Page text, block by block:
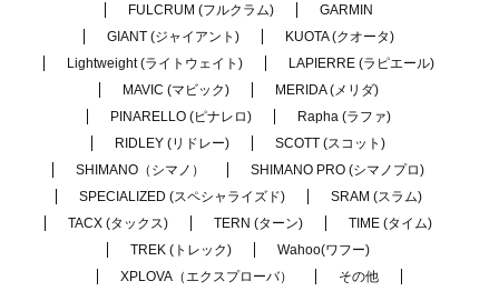
FULCRUM (フルクラム)
GARMIN
GIANT (ジャイアント)
KUOTA (クオータ)
Lightweight (ライトウェイト)
LAPIERRE (ラピエール)
MAVIC (マビック)
MERIDA (メリダ)
PINARELLO (ピナレロ)
Rapha (ラファ)
RIDLEY (リドレー)
SCOTT (スコット)
SHIMANO（シマノ）
SHIMANO PRO (シマノプロ)
SPECIALIZED (スペシャライズド)
SRAM (スラム)
TACX (タックス)
TERN (ターン)
TIME (タイム)
TREK (トレック)
Wahoo(ワフー)
XPLOVA（エクスプローバ）
その他